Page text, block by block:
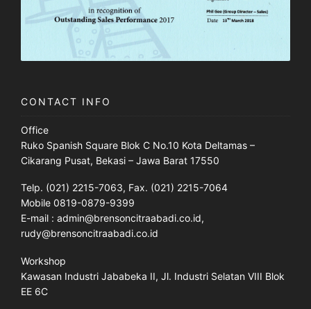
CONTACT INFO
Office
Ruko Spanish Square Blok C No.10 Kota Deltamas –
Cikarang Pusat, Bekasi – Jawa Barat 17550
Telp. (021) 2215-7063, Fax. (021) 2215-7064
Mobile 0819-0879-9399
E-mail : admin@brensoncitraabadi.co.id,
rudy@brensoncitraabadi.co.id
Workshop
Kawasan Industri Jababeka II, Jl. Industri Selatan VIII Blok
EE 6C